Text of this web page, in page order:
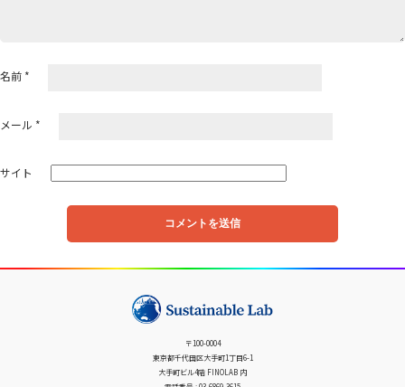
名前 *
メール *
サイト
〒100-0004
東京都千代田区大手町1丁目6-1
大手町ビル4階 FINOLAB 内